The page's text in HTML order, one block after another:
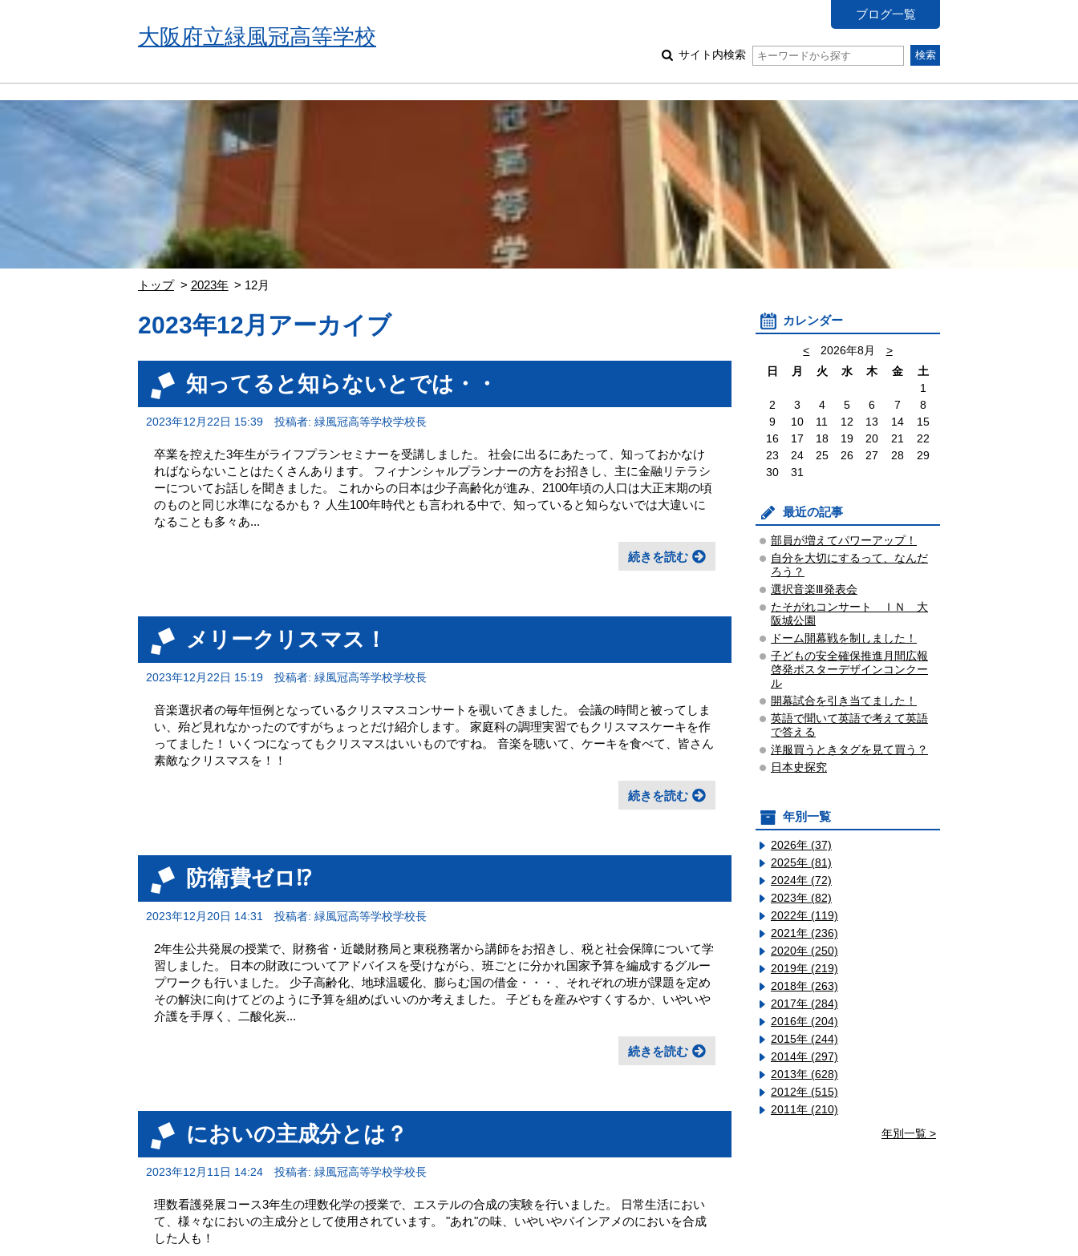
大阪府立緑風冠高等学校
ブログ一覧
サイト内検索
トップ 2023年 12月
2023年12月アーカイブ
知ってると知らないとでは・・
2023年12月22日 15:39 投稿者: 緑風冠高等学校学校長
卒業を控えた3年生がライフプランセミナーを受講しました。 社会に出るにあたって、知っておかなけ
ればならないことはたくさんあります。 フィナンシャルプランナーの方をお招きし、主に金融リテラシ
ーについてお話しを聞きました。 これからの日本は少子高齢化が進み、2100年頃の人口は大正末期の頃
のものと同じ水準になるかも？ 人生100年時代とも言われる中で、知っていると知らないでは大違いに
なることも多々あ...
続きを読む
メリークリスマス！
2023年12月22日 15:19 投稿者: 緑風冠高等学校学校長
音楽選択者の毎年恒例となっているクリスマスコンサートを覗いてきました。 会議の時間と被ってしま
い、殆ど見れなかったのですがちょっとだけ紹介します。 家庭科の調理実習でもクリスマスケーキを作
ってました！ いくつになってもクリスマスはいいものですね。 音楽を聴いて、ケーキを食べて、皆さん
素敵なクリスマスを！！
続きを読む
防衛費ゼロ⁉
2023年12月20日 14:31 投稿者: 緑風冠高等学校学校長
2年生公共発展の授業で、財務省・近畿財務局と東税務署から講師をお招きし、税と社会保障について学
習しました。 日本の財政についてアドバイスを受けながら、班ごとに分かれ国家予算を編成するグルー
プワークも行いました。 少子高齢化、地球温暖化、膨らむ国の借金・・・、それぞれの班が課題を定め
その解決に向けてどのように予算を組めばいいのか考えました。 子どもを産みやすくするか、いやいや
介護を手厚く、二酸化炭...
続きを読む
においの主成分とは？
2023年12月11日 14:24 投稿者: 緑風冠高等学校学校長
理数看護発展コース3年生の理数化学の授業で、エステルの合成の実験を行いました。 日常生活におい
て、様々なにおいの主成分として使用されています。 "あれ"の味、いやいやパインアメのにおいを合成
した人も！
カレンダー
< 2026年8月
>
日
月 火 水 木 金
土
1
2
3 4 5 6 7
8
9
10 11 12 13 14
15
16
17 18 19 20 21
22
23
24 25 26 27 28
29
30
31
最近の記事
部員が増えてパワーアップ！
自分を大切にするって、なんだ
ろう？
選択音楽Ⅲ発表会
たそがれコンサート ＩＮ 大
阪城公園
ドーム開幕戦を制しました！
子どもの安全確保推進月間広報
啓発ポスターデザインコンクー
ル
開幕試合を引き当てました！
英語で聞いて英語で考えて英語
で答える
洋服買うときタグを見て買う？
日本史探究
年別一覧
2026年 (37)
2025年 (81)
2024年 (72)
2023年 (82)
2022年 (119)
2021年 (236)
2020年 (250)
2019年 (219)
2018年 (263)
2017年 (284)
2016年 (204)
2015年 (244)
2014年 (297)
2013年 (628)
2012年 (515)
2011年 (210)
年別一覧 >